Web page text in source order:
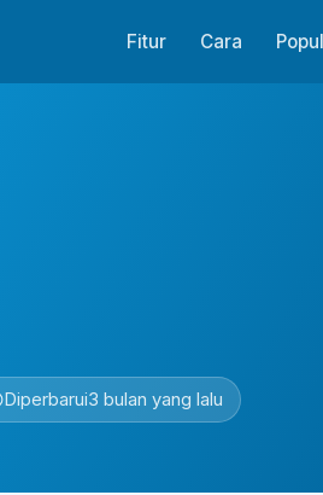
Fitur Cara
Diperbarui3 bulan yang lalu